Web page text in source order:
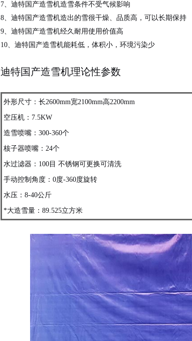
7、迪特国产造雪机造雪条件不受气候影响
8、迪特国产造雪机造出的雪很干燥、品质高，可以长期保持
9、迪特国产造雪机经久耐用使用价值高
10、迪特国产造雪机能耗低，体积小，环境污染少
迪特国产造雪机理论性参数
外形尺寸：长2600mm宽2100mm高2200mm
空压机：7.5KW
造雪喷嘴：300-360个
核子器喷嘴：24个
水过滤器：100目 不锈钢可更换可清洗
手动控制角度：0度-360度旋转
水压：8-40公斤
*大造雪量：89.525立方米